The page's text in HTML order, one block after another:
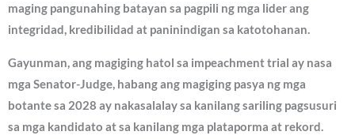
maging pangunahing batayan sa pagpili ng mga lider ang
integridad, kredibilidad at paninindigan sa katotohanan.
Gayunman, ang magiging hatol sa impeachment trial ay nasa
mga Senator-Judge, habang ang magiging pasya ng mga
botante sa 2028 ay nakasalalay sa kanilang sariling pagsusuri
sa mga kandidato at sa kanilang mga plataporma at rekord.